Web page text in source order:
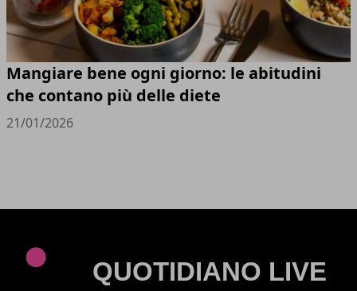
Mangiare bene ogni giorno: le abitudini
che contano più delle diete
21/01/2026